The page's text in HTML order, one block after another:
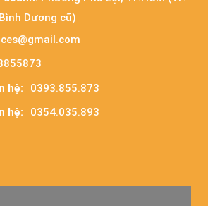
Dương cũ)
hệ:
0393.855.873
hệ:
0354.035.893